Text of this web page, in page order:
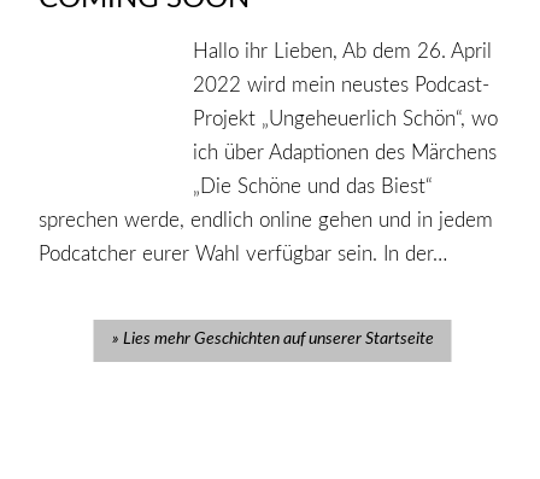
Hallo ihr Lieben, Ab dem 26. April
2022 wird mein neustes Podcast-
Projekt „Ungeheuerlich Schön“, wo
ich über Adaptionen des Märchens
„Die Schöne und das Biest“
sprechen werde, endlich online gehen und in jedem
Podcatcher eurer Wahl verfügbar sein. In der…
Lies mehr Geschichten auf unserer Startseite